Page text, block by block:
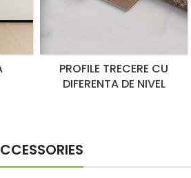
PROFILE TRECERE CU
DIFERENTA DE NIVEL